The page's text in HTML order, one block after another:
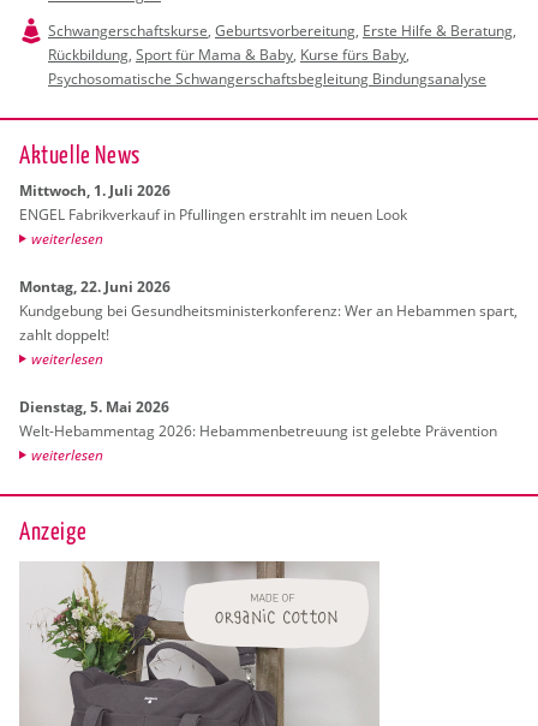
Schwangerschaftskurse, Geburtsvorbereitung, Erste Hilfe & Beratung,
Rückbildung, Sport für Mama & Baby, Kurse fürs Baby,
Psychosomatische Schwangerschaftsbegleitung Bindungsanalyse
Ak­tu­el­le News
Mitt­woch, 1. Juli 2026
ENGEL Fa­brik­ver­kauf in Pful­lin­gen er­strahlt im neuen Look
wei­ter­le­sen
Mon­tag, 22. Juni 2026
Kund­ge­bung bei Ge­sund­heits­mi­nis­ter­kon­fe­renz: Wer an Heb­am­men spart,
zahlt dop­pelt!
wei­ter­le­sen
Diens­tag, 5. Mai 2026
Welt-Heb­am­men­tag 2026: Heb­am­men­be­treu­ung ist ge­leb­te Prä­ven­ti­on
wei­ter­le­sen
Anzeige